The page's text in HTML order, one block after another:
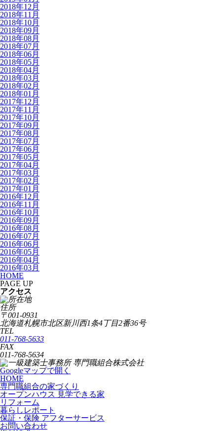
2018年12月
2018年11月
2018年10月
2018年09月
2018年08月
2018年07月
2018年06月
2018年05月
2018年04月
2018年03月
2018年02月
2018年01月
2017年12月
2017年11月
2017年10月
2017年09月
2017年08月
2017年07月
2017年06月
2017年05月
2017年04月
2017年03月
2017年02月
2017年01月
2016年12月
2016年11月
2016年10月
2016年09月
2016年08月
2016年07月
2016年06月
2016年05月
2016年04月
2016年03月
HOME
PAGE UP
アクセス
住所
〒001-0931
北海道札幌市北区新川西1条4丁目2番36号
TEL
011-768-5633
FAX
011-768-5634
Googleマップで開く
HOME
専門職組合の家づくり
オープンハウス 見学できる家
リフォーム
暮らしレポート
保証・保険 アフターサービス
お問い合わせ